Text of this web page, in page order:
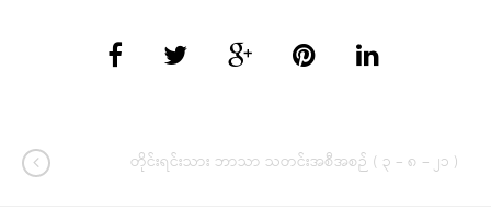
တိုင်းရင်းသား ဘာသာ သတင်းအစီအစဉ် ( ၃ – ၈ – ၂၁ )